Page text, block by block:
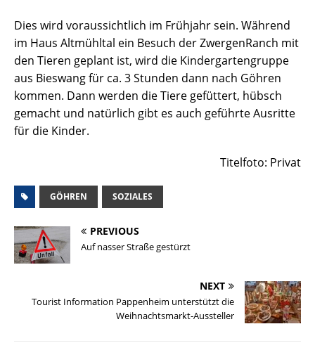
Dies wird voraussichtlich im Frühjahr sein. Während
im Haus Altmühltal ein Besuch der ZwergenRanch mit
den Tieren geplant ist, wird die Kindergartengruppe
aus Bieswang für ca. 3 Stunden dann nach Göhren
kommen. Dann werden die Tiere gefüttert, hübsch
gemacht und natürlich gibt es auch geführte Ausritte
für die Kinder.
Titelfoto: Privat
GÖHREN SOZIALES
PREVIOUS
Auf nasser Straße gestürzt
NEXT
Tourist Information Pappenheim unterstützt die
Weihnachtsmarkt-Aussteller